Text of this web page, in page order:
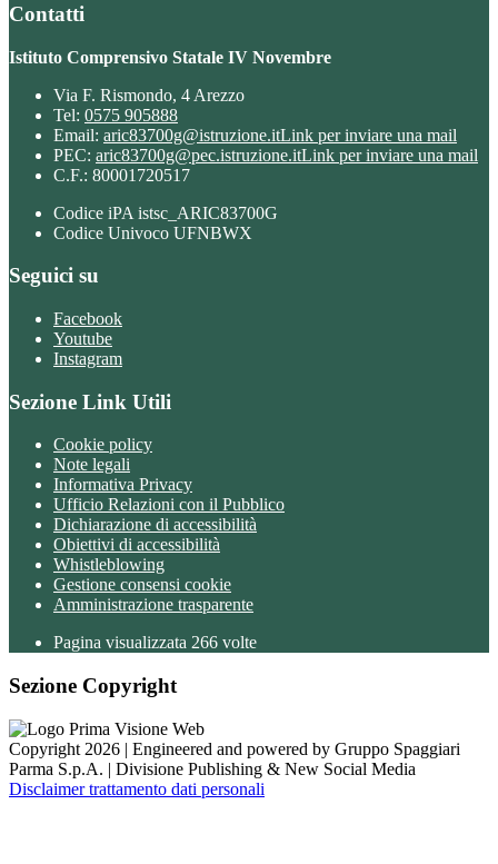
Contatti
Istituto Comprensivo Statale IV Novembre
Via F. Rismondo, 4 Arezzo
Tel: 0575 905888
Email: aric83700g@istruzione.itLink per inviare una mail
PEC: aric83700g@pec.istruzione.itLink per inviare una mail
C.F.: 80001720517
Codice iPA istsc_ARIC83700G
Codice Univoco UFNBWX
Seguici su
Facebook
Youtube
Instagram
Sezione Link Utili
Cookie policy
Note legali
Informativa Privacy
Ufficio Relazioni con il Pubblico
Dichiarazione di accessibilità
Obiettivi di accessibilità
Whistleblowing
Gestione consensi cookie
Amministrazione trasparente
Pagina visualizzata 266 volte
Sezione Copyright
Copyright 2026 | Engineered and powered by Gruppo Spaggiari
Parma S.p.A. | Divisione Publishing & New Social Media
Disclaimer trattamento dati personali